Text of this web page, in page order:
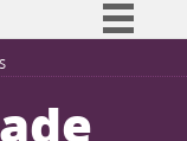
Participe